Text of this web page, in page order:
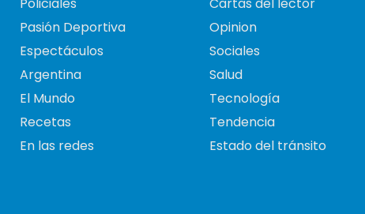
Policiales
Pasión Deportiva
Espectáculos
Argentina
El Mundo
Recetas
En las redes
Cartas del lector
Opinion
Sociales
Salud
Tecnología
Tendencia
Estado del tránsito